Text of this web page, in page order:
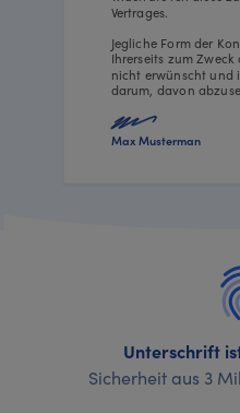
Vertrages.
Jegliche Form der
Ihrerseits zum
nicht erwünscht und
darum, davon
Max Musterman
Unterschrift
Sicherheit aus 3